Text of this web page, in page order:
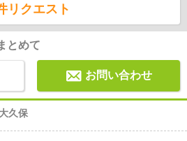
リクエスト
とめて
お問い合わせ
久保